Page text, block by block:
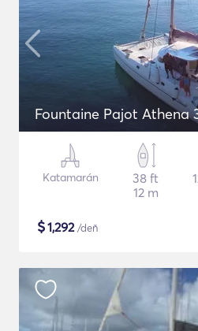
Fountaine Pajot Athena
Katamarán
38 ft
12 m
$1,292/deň